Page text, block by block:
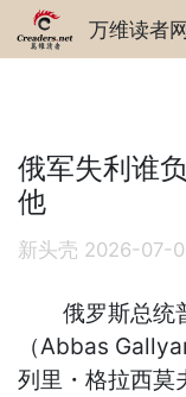
万维读者
俄军失利谁
他
新头壳 2026-07-
俄罗斯总统普
（Abbas
列里・格拉西